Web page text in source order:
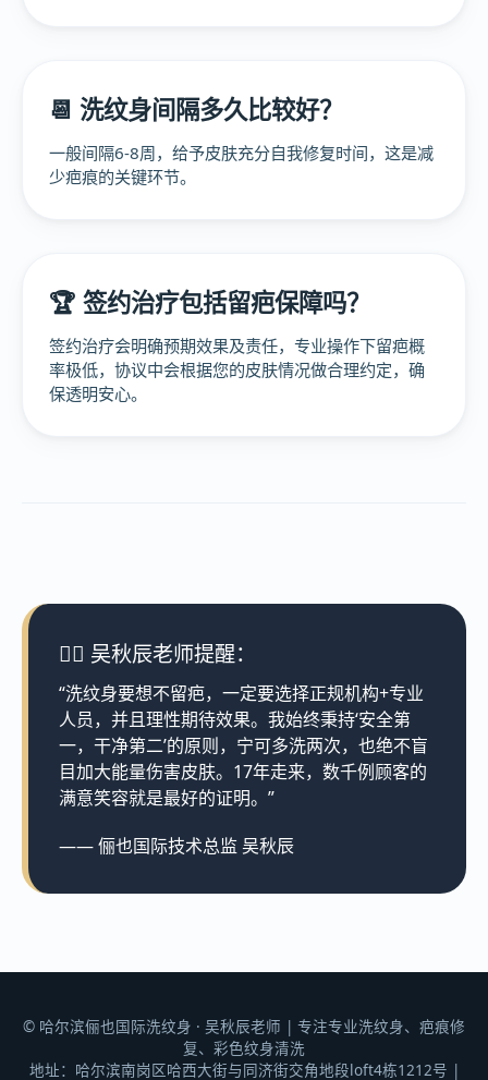
📆 洗纹身间隔多久比较好？
一般间隔6-8周，给予皮肤充分自我修复时间，这是减
少疤痕的关键环节。
🏆 签约治疗包括留疤保障吗？
签约治疗会明确预期效果及责任，专业操作下留疤概
率极低，协议中会根据您的皮肤情况做合理约定，确
保透明安心。
👨‍⚕️ 吴秋辰老师提醒：
“洗纹身要想不留疤，一定要选择正规机构+专业
人员，并且理性期待效果。我始终秉持‘安全第
一，干净第二’的原则，宁可多洗两次，也绝不盲
目加大能量伤害皮肤。17年走来，数千例顾客的
满意笑容就是最好的证明。”
—— 俪也国际技术总监 吴秋辰
© 哈尔滨俪也国际洗纹身 · 吴秋辰老师 | 专注专业洗纹身、疤痕修
复、彩色纹身清洗
地址：哈尔滨南岗区哈西大街与同济街交角地段loft4栋1212号 |